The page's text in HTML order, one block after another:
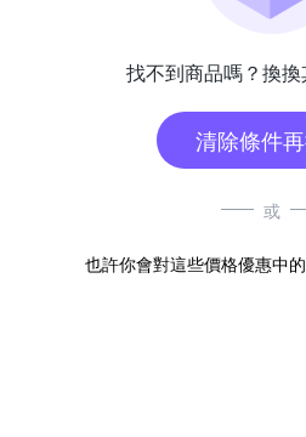
找不到商品嗎？換換
清除條件
或
也許你會對這些價格優惠中